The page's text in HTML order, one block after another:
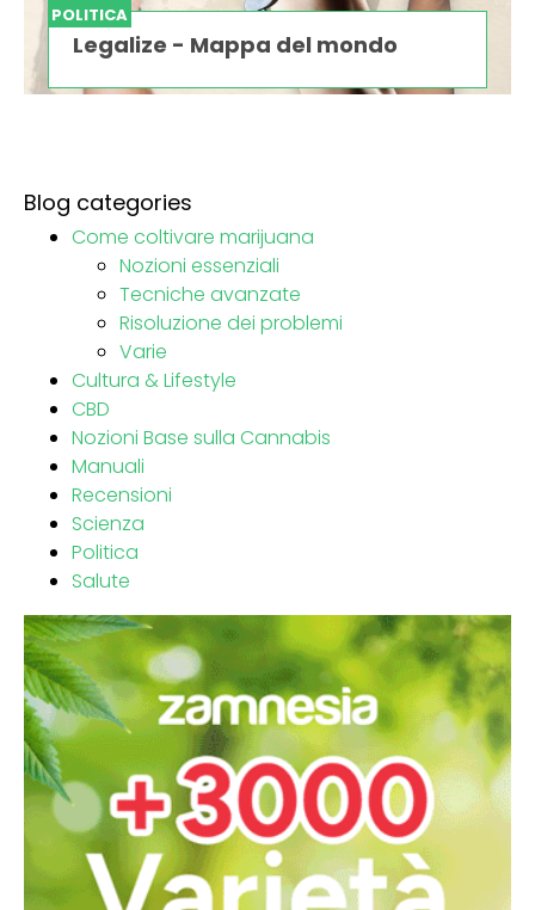
POLITICA
Legalize - Mappa del mondo
Blog categories
Come coltivare marijuana
Nozioni essenziali
Tecniche avanzate
Risoluzione dei problemi
Varie
Cultura & Lifestyle
CBD
Nozioni Base sulla Cannabis
Manuali
Recensioni
Scienza
Politica
Salute